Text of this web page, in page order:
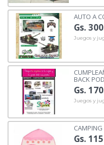
AUTO A
Gs.
Juegos y
BACK
Gs.
Juegos y
CAMPING
Gs. 115